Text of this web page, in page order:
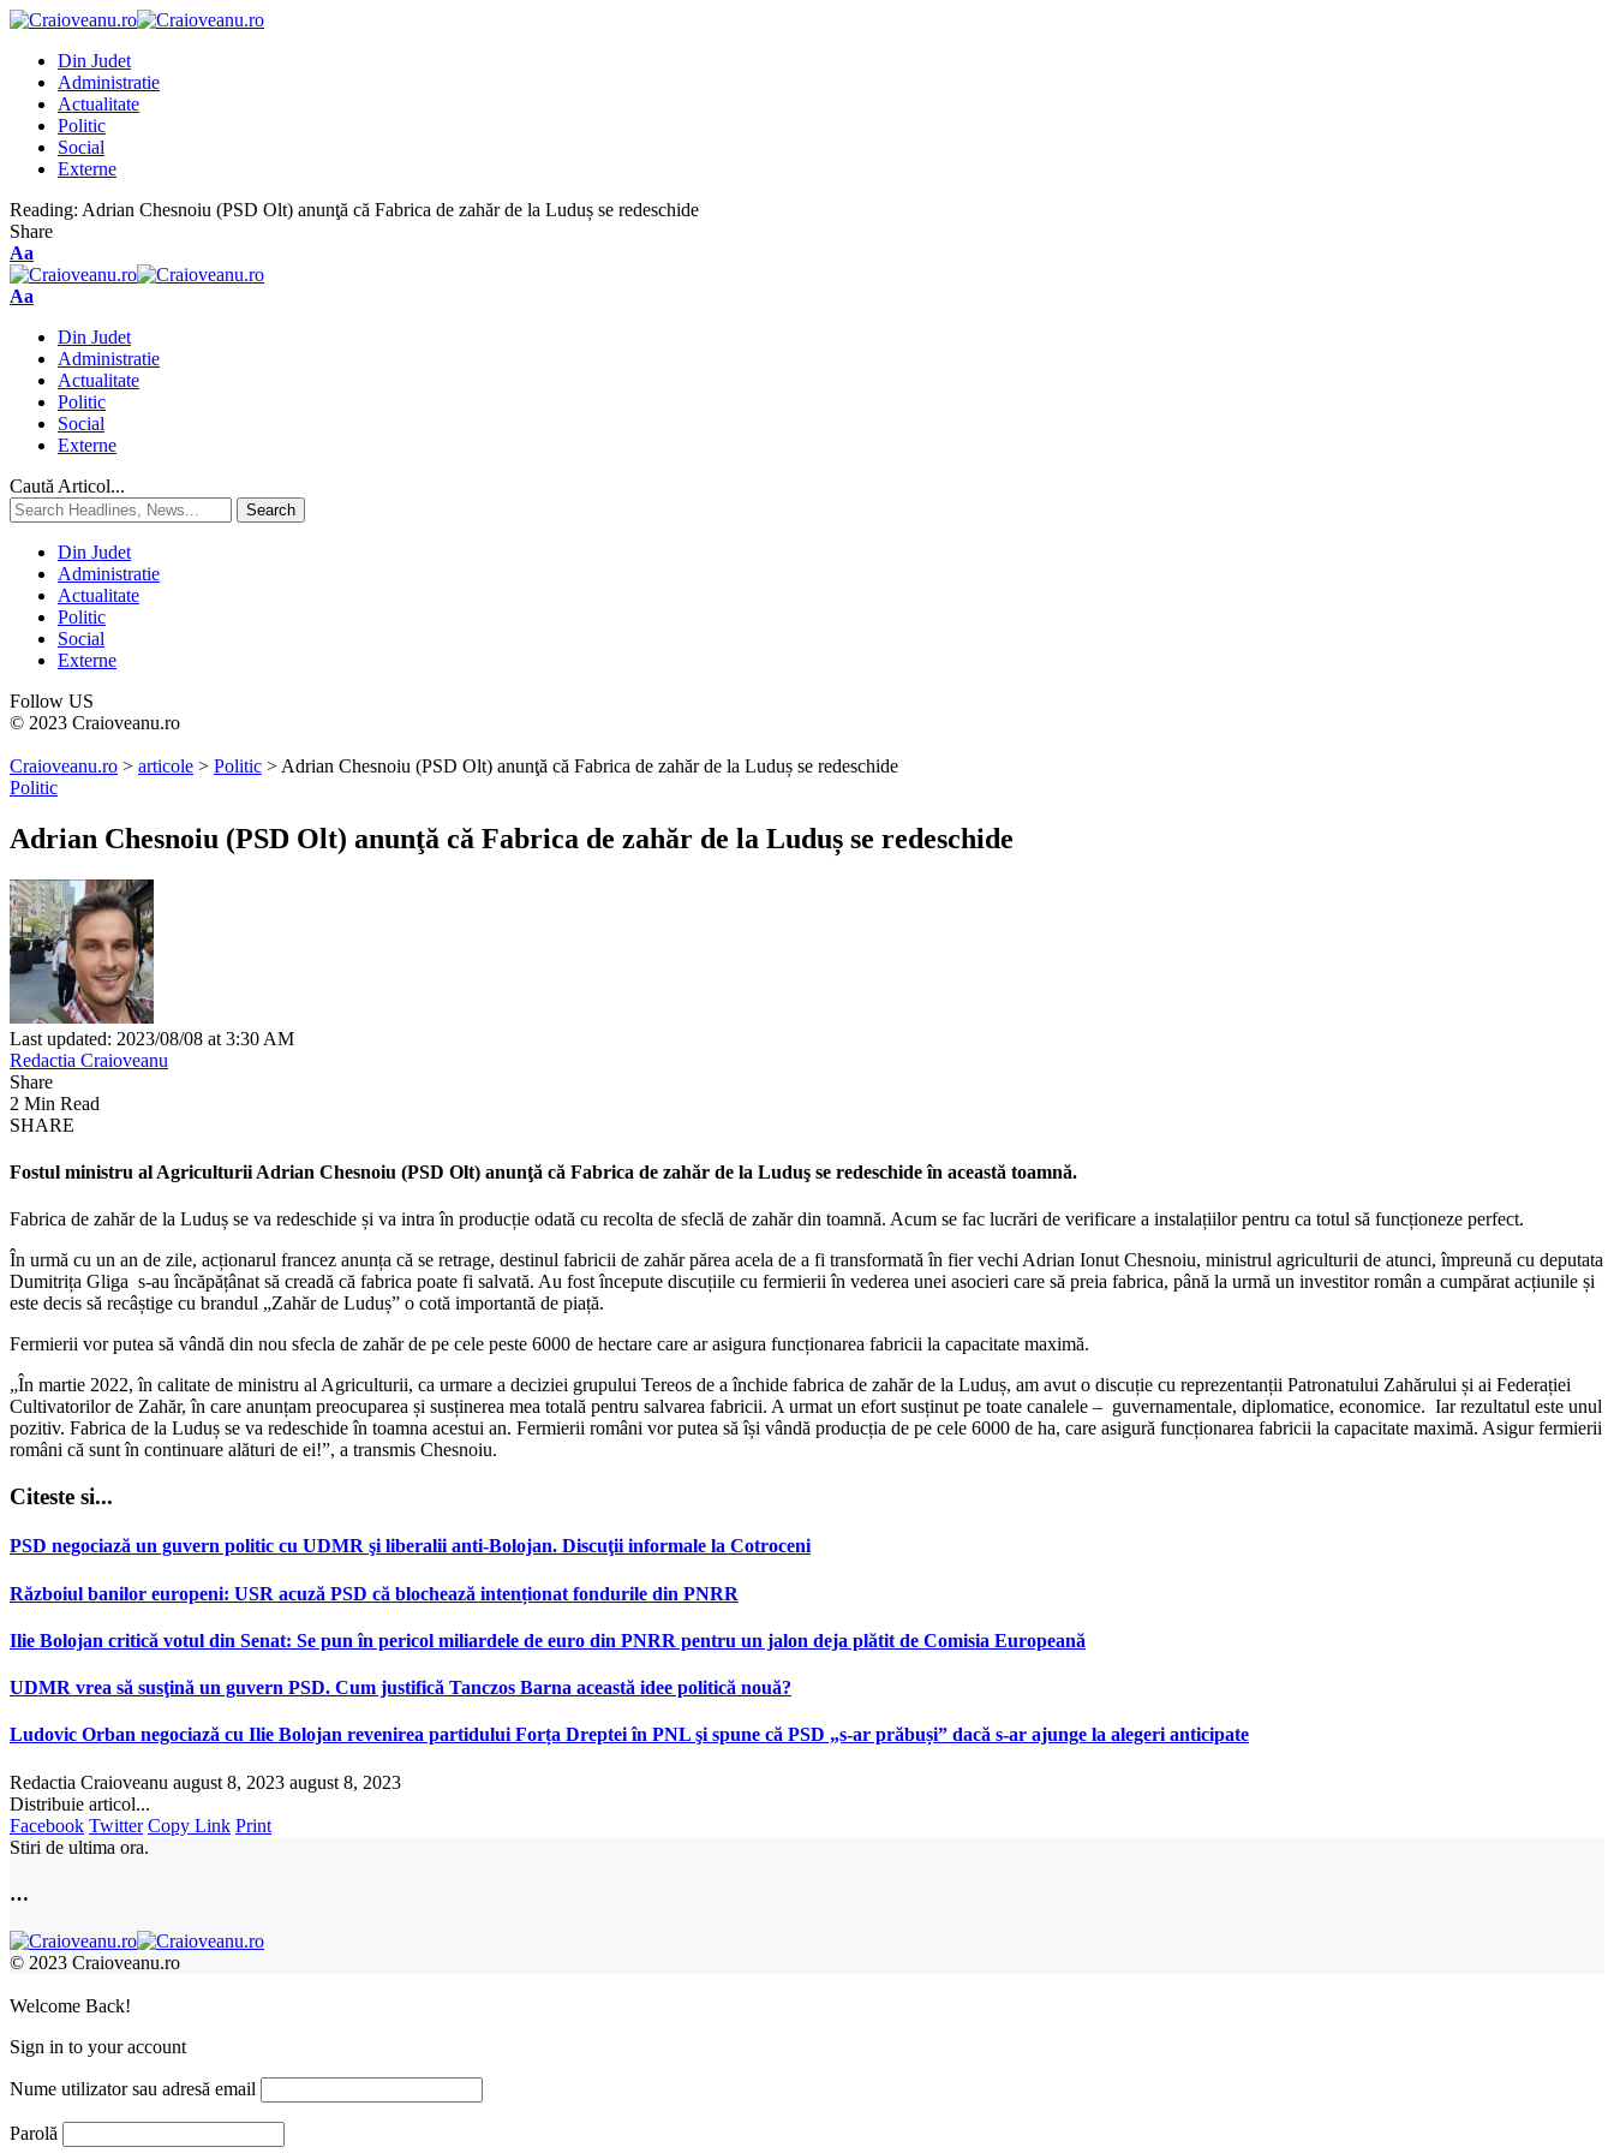
Din Judet
Administratie
Actualitate
Politic
Social
Externe
Reading: Adrian Chesnoiu (PSD Olt) anunţă că Fabrica de zahăr de la Luduș se redeschide
Share
Aa
Aa
Din Judet
Administratie
Actualitate
Politic
Social
Externe
Caută Articol...
Din Judet
Administratie
Actualitate
Politic
Social
Externe
Follow US
© 2023 Craioveanu.ro
Craioveanu.ro > articole > Politic > Adrian Chesnoiu (PSD Olt) anunţă că Fabrica de zahăr de la Luduș se redeschide
Politic
Adrian Chesnoiu (PSD Olt) anunţă că Fabrica de zahăr de la Luduș se redeschide
Last updated: 2023/08/08 at 3:30 AM
Redactia Craioveanu
Share
2 Min Read
SHARE
Fostul ministru al Agriculturii Adrian Chesnoiu (PSD Olt) anunţă că Fabrica de zahăr de la Luduş se redeschide în această toamnă.
Fabrica de zahăr de la Luduș se va redeschide și va intra în producție odată cu recolta de sfeclă de zahăr din toamnă. Acum se fac lucrări de verificare a instalațiilor pentru ca totul să funcționeze perfect.
În urmă cu un an de zile, acționarul francez anunța că se retrage, destinul fabricii de zahăr părea acela de a fi transformată în fier vechi Adrian Ionut Chesnoiu, ministrul agriculturii de atunci, împreună cu deputata
Dumitrița Gliga s-au încăpățânat să creadă că fabrica poate fi salvată. Au fost începute discuțiile cu fermierii în vederea unei asocieri care să preia fabrica, până la urmă un investitor român a cumpărat acțiunile și
este decis să recâștige cu brandul „Zahăr de Luduș” o cotă importantă de piață.
Fermierii vor putea să vândă din nou sfecla de zahăr de pe cele peste 6000 de hectare care ar asigura funcționarea fabricii la capacitate maximă.
„În martie 2022, în calitate de ministru al Agriculturii, ca urmare a deciziei grupului Tereos de a închide fabrica de zahăr de la Luduș, am avut o discuție cu reprezentanții Patronatului Zahărului și ai Federației
Cultivatorilor de Zahăr, în care anunțam preocuparea și susținerea mea totală pentru salvarea fabricii. A urmat un efort susținut pe toate canalele – guvernamentale, diplomatice, economice. Iar rezultatul este unul
pozitiv. Fabrica de la Luduș se va redeschide în toamna acestui an. Fermierii români vor putea să își vândă producția de pe cele 6000 de ha, care asigură funcționarea fabricii la capacitate maximă. Asigur fermierii
români că sunt în continuare alături de ei!”, a transmis Chesnoiu.
Citeste si...
PSD negociază un guvern politic cu UDMR şi liberalii anti-Bolojan. Discuţii informale la Cotroceni
Războiul banilor europeni: USR acuză PSD că blochează intenționat fondurile din PNRR
Ilie Bolojan critică votul din Senat: Se pun în pericol miliardele de euro din PNRR pentru un jalon deja plătit de Comisia Europeană
UDMR vrea să susţină un guvern PSD. Cum justifică Tanczos Barna această idee politică nouă?
Ludovic Orban negociază cu Ilie Bolojan revenirea partidului Forța Dreptei în PNL şi spune că PSD „s-ar prăbuși” dacă s-ar ajunge la alegeri anticipate
Redactia Craioveanu august 8, 2023 august 8, 2023
Distribuie articol...
Facebook Twitter Copy Link Print
Stiri de ultima ora.
…
© 2023 Craioveanu.ro
Welcome Back!
Sign in to your account
Nume utilizator sau adresă email
Parolă